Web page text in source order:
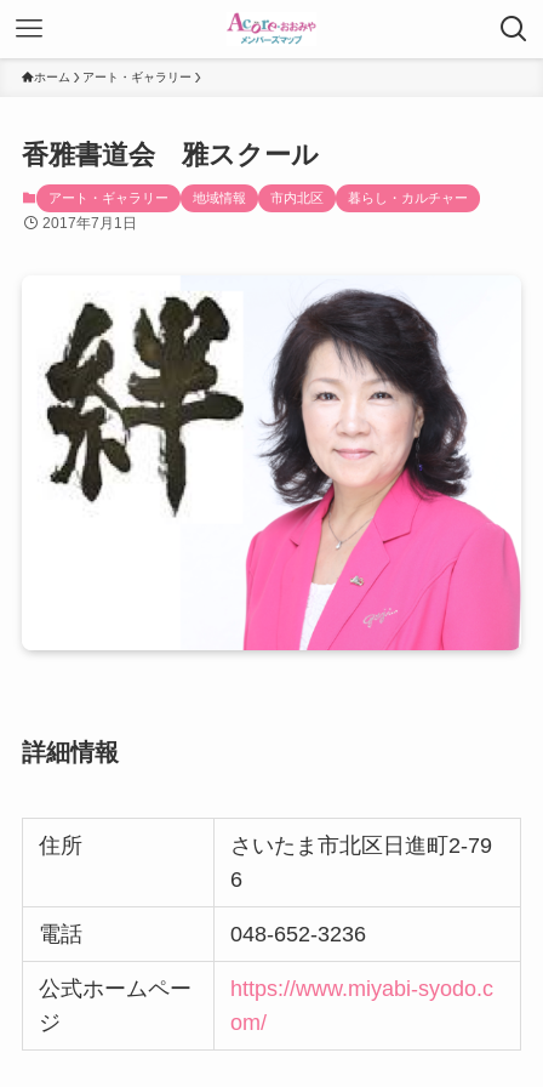
ホーム アート・ギャラリー
香雅書道会 雅スクール
アート・ギャラリー 地域情報 市内北区 暮らし・カルチャー
2017年7月1日
詳細情報
住所
さいたま市北区日進町2-79
6
電話 048-652-3236
公式ホームペー
ジ
https://www.miyabi-syodo.c
om/